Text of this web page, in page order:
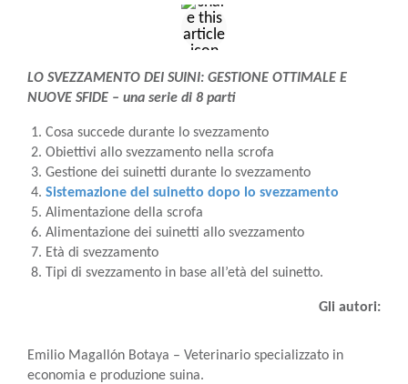
LO SVEZZAMENTO DEI SUINI: GESTIONE OTTIMALE E
NUOVE SFIDE – una serie di 8 parti
Cosa succede durante lo svezzamento
Obiettivi allo svezzamento nella scrofa
Gestione dei suinetti durante lo svezzamento
Sistemazione del suinetto dopo lo svezzamento
Alimentazione della scrofa
Alimentazione dei suinetti allo svezzamento
Età di svezzamento
Tipi di svezzamento in base all’età del suinetto.
Gli autori:
Emilio Magallón Botaya – Veterinario specializzato in
economia e produzione suina.